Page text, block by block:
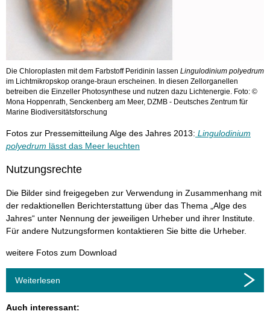
Die Chloroplasten mit dem Farbstoff Peridinin lassen Lingulodinium polyedrum
im Lichtmikropskop orange-braun erscheinen. In diesen Zellorganellen
betreiben die Einzeller Photosynthese und nutzen dazu Lichtenergie. Foto: ©
Mona Hoppenrath, Senckenberg am Meer, DZMB - Deutsches Zentrum für
Marine Biodiversitätsforschung
Fotos zur Pressemitteilung Alge des Jahres 2013: Lingulodinium
polyedrum lässt das Meer leuchten
Nutzungsrechte
Die Bilder sind freigegeben zur Verwendung in Zusammenhang mit
der redaktionellen Berichterstattung über das Thema „Alge des
Jahres“ unter Nennung der jeweiligen Urheber und ihrer Institute.
Für andere Nutzungsformen kontaktieren Sie bitte die Urheber.
weitere Fotos zum Download
Weiterlesen
Auch interessant: